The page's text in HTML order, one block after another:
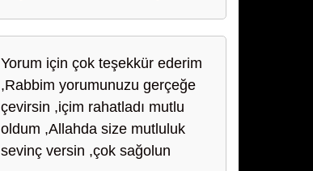
Yorum için çok teşekkür ederim
,Rabbim yorumunuzu gerçeğe
çevirsin ,içim rahatladı mutlu
oldum ,Allahda size mutluluk
sevinç versin ,çok sağolun